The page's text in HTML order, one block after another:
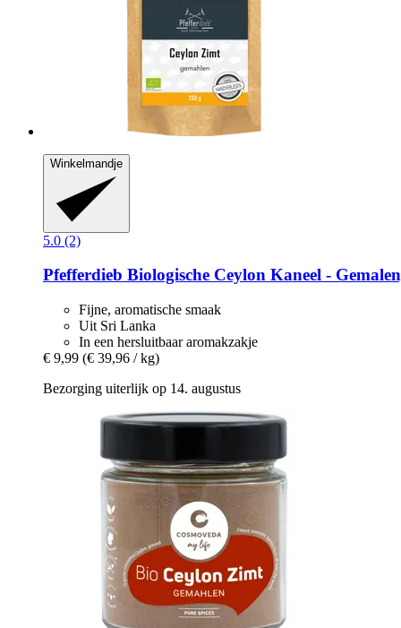
Winkelmandje
5.0 (2)
Pfefferdieb Biologische Ceylon Kaneel -​
Fijne, aromatische smaak
Uit Sri Lanka
In een hersluitbaar aromakzakje
€ 9,99 (€ 39,96 / kg)
Bezorging uiterlijk op 14. augustus